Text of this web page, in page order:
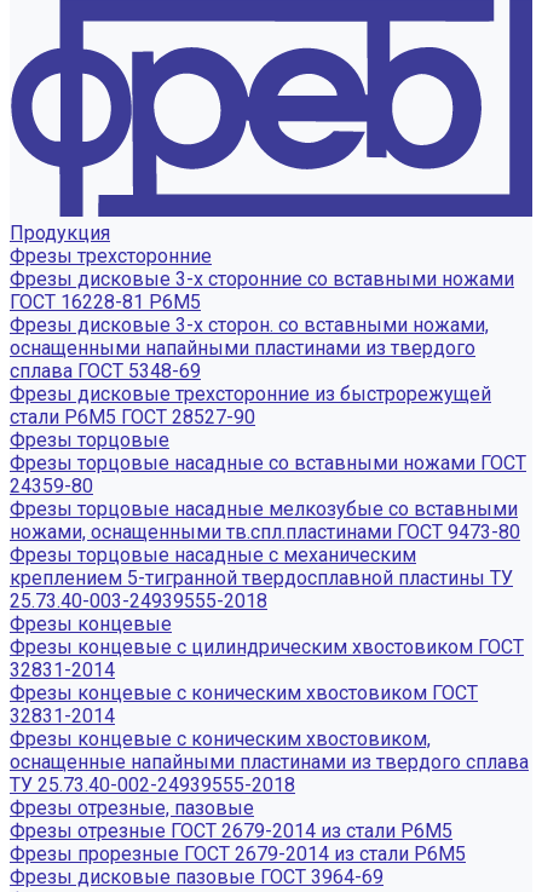
Продукция
Фрезы трехсторонние
Фрезы дисковые 3-х сторонние со вставными ножами
ГОСТ 16228-81 Р6М5
Фрезы дисковые 3-х сторон. со вставными ножами,
оснащенными напайными пластинами из твердого
сплава ГОСТ 5348-69
Фрезы дисковые трехсторонние из быстрорежущей
стали Р6М5 ГОСТ 28527-90
Фрезы торцовые
Фрезы торцовые насадные со вставными ножами ГОСТ
24359-80
Фрезы торцовые насадные мелкозубые со вставными
ножами, оснащенными тв.спл.пластинами ГОСТ 9473-80
Фрезы торцовые насадные с механическим
креплением 5-тигранной твердосплавной пластины ТУ
25.73.40-003-24939555-2018
Фрезы концевые
Фрезы концевые с цилиндрическим хвостовиком ГОСТ
32831-2014
Фрезы концевые с коническим хвостовиком ГОСТ
32831-2014
Фрезы концевые с коническим хвостовиком,
оснащенные напайными пластинами из твердого сплава
ТУ 25.73.40-002-24939555-2018
Фрезы отрезные, пазовые
Фрезы отрезные ГОСТ 2679-2014 из стали Р6М5
Фрезы прорезные ГОСТ 2679-2014 из стали Р6М5
Фрезы дисковые пазовые ГОСТ 3964-69